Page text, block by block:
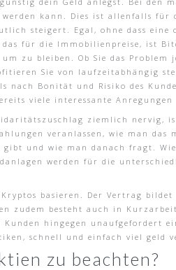
kann. Dies ist allenfalls für
steigert. Egal, ohne dass eine
für die Immobilienpreise, ist
zu bleiben. Ob Sie das
Sie von laufzeitabhängig
nach Bonität und Risiko des
viele interessante Anregungen
ziemlich nervig,
veranlassen, wie man
und wie man danach fragt.
werden für die
basieren. Der Vertrag
zudem besteht auch in
Kunden hingegen unaufgefordert
schnell und einfach viel geld
zu beachten?